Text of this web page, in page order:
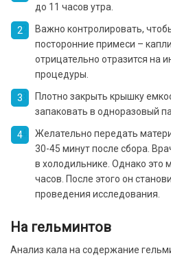
до 11 часов утра.
Важно контролировать,
посторонние примеси –
отрицательно отразится на
процедуры.
Плотно закрыть крышку
запаковать в одноразовый
Желательно передать
30-45 минут после сбора.
в холодильнике. Однако это
часов. После этого он
проведения исследования.
На гельминтов
Анализ кала на содержание